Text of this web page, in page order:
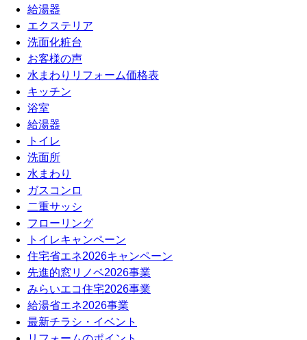
給湯器
エクステリア
洗面化粧台
お客様の声
水まわりリフォーム価格表
キッチン
浴室
給湯器
トイレ
洗面所
水まわり
ガスコンロ
二重サッシ
フローリング
トイレキャンペーン
住宅省エネ2026キャンペーン
先進的窓リノベ2026事業
みらいエコ住宅2026事業
給湯省エネ2026事業
最新チラシ・イベント